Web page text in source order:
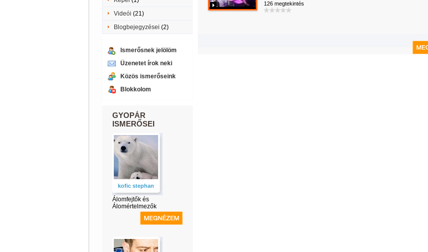
Videói (21)
Blogbejegyzései (2)
Ismerősnek jelölöm
Üzenetet írok neki
Közös ismerőseink
Blokkolom
GYOPÁR
ISMERŐSEI
kofic stephan
Álomfejtők és
Álomértelmezők
126 megtekintés